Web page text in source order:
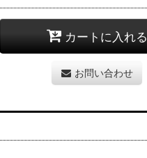
カートに入れる
お問い合わせ